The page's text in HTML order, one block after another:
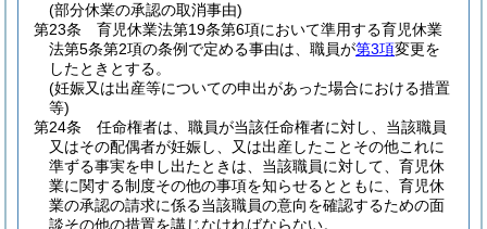
(部分休業の承認の取消事由)
第23条
育児休業法第19条第6項において準用する育児休業
法第5条第2項の条例で定める事由は、職員が第3項変更を
したときとする。
(妊娠又は出産等についての申出があった場合における措置
等)
第24条
任命権者は、職員が当該任命権者に対し、当該職員
又はその配偶者が妊娠し、又は出産したことその他これに
準ずる事実を申し出たときは、当該職員に対して、育児休
業に関する制度その他の事項を知らせるとともに、育児休
業の承認の請求に係る当該職員の意向を確認するための面
談その他の措置を講じなければならない。